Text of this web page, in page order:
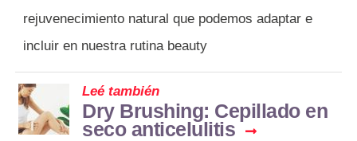
rejuvenecimiento natural que podemos adaptar e
incluir en nuestra rutina beauty
Leé también
Dry Brushing: Cepillado en
seco anticelulitis